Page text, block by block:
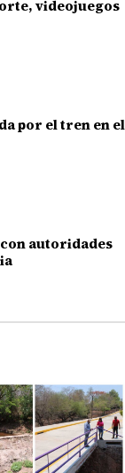
videojuegos
por el tren en el
autoridades